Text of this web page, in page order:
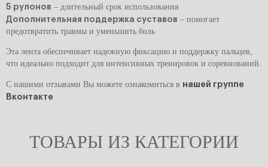
5 рулонов – длительный срок использования
Дополнительная поддержка суставов – помогает
предотвратить травмы и уменьшить боль
Эта лента обеспечивает надежную фиксацию и поддержку пальцев,
что идеально подходит для интенсивных тренировок и соревнований.
С нашими отзывами Вы можете ознакомиться в нашей группе
Вконтакте
ТОВАРЫ ИЗ КАТЕГОРИИ